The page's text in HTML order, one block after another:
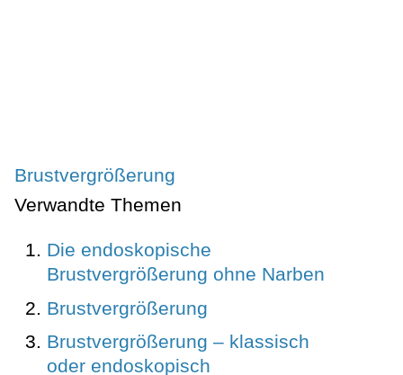
Brustvergrößerung
Verwandte Themen
Die endoskopische
Brustvergrößerung ohne Narben
Brustvergrößerung
Brustvergrößerung – klassisch
oder endoskopisch